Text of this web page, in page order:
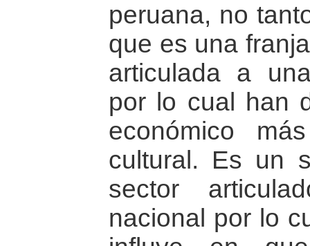
peruana, no
que es una
articulada a
por lo cual han
económico
cultural. Es un
sector
nacional por lo